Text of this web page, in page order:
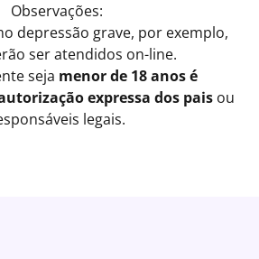
Observações:
depressão grave, por exemplo,
ser atendidos on-line.
seja menor de 18 anos é
expressa dos paisou
legais.